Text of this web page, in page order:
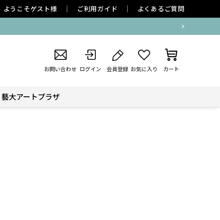
ようこそゲスト様 ご利用ガイド よくあるご質問
お問い合わせ ログイン 会員登録 お気に入り カート
藝大アートプラザ